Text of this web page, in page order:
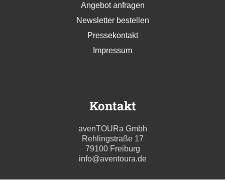
Angebot anfragen
Newsletter bestellen
Pressekontakt
Impressum
Kontakt
avenTOURa Gmbh
Rehlingstraße 17
79100 Freiburg
info@aventoura.de